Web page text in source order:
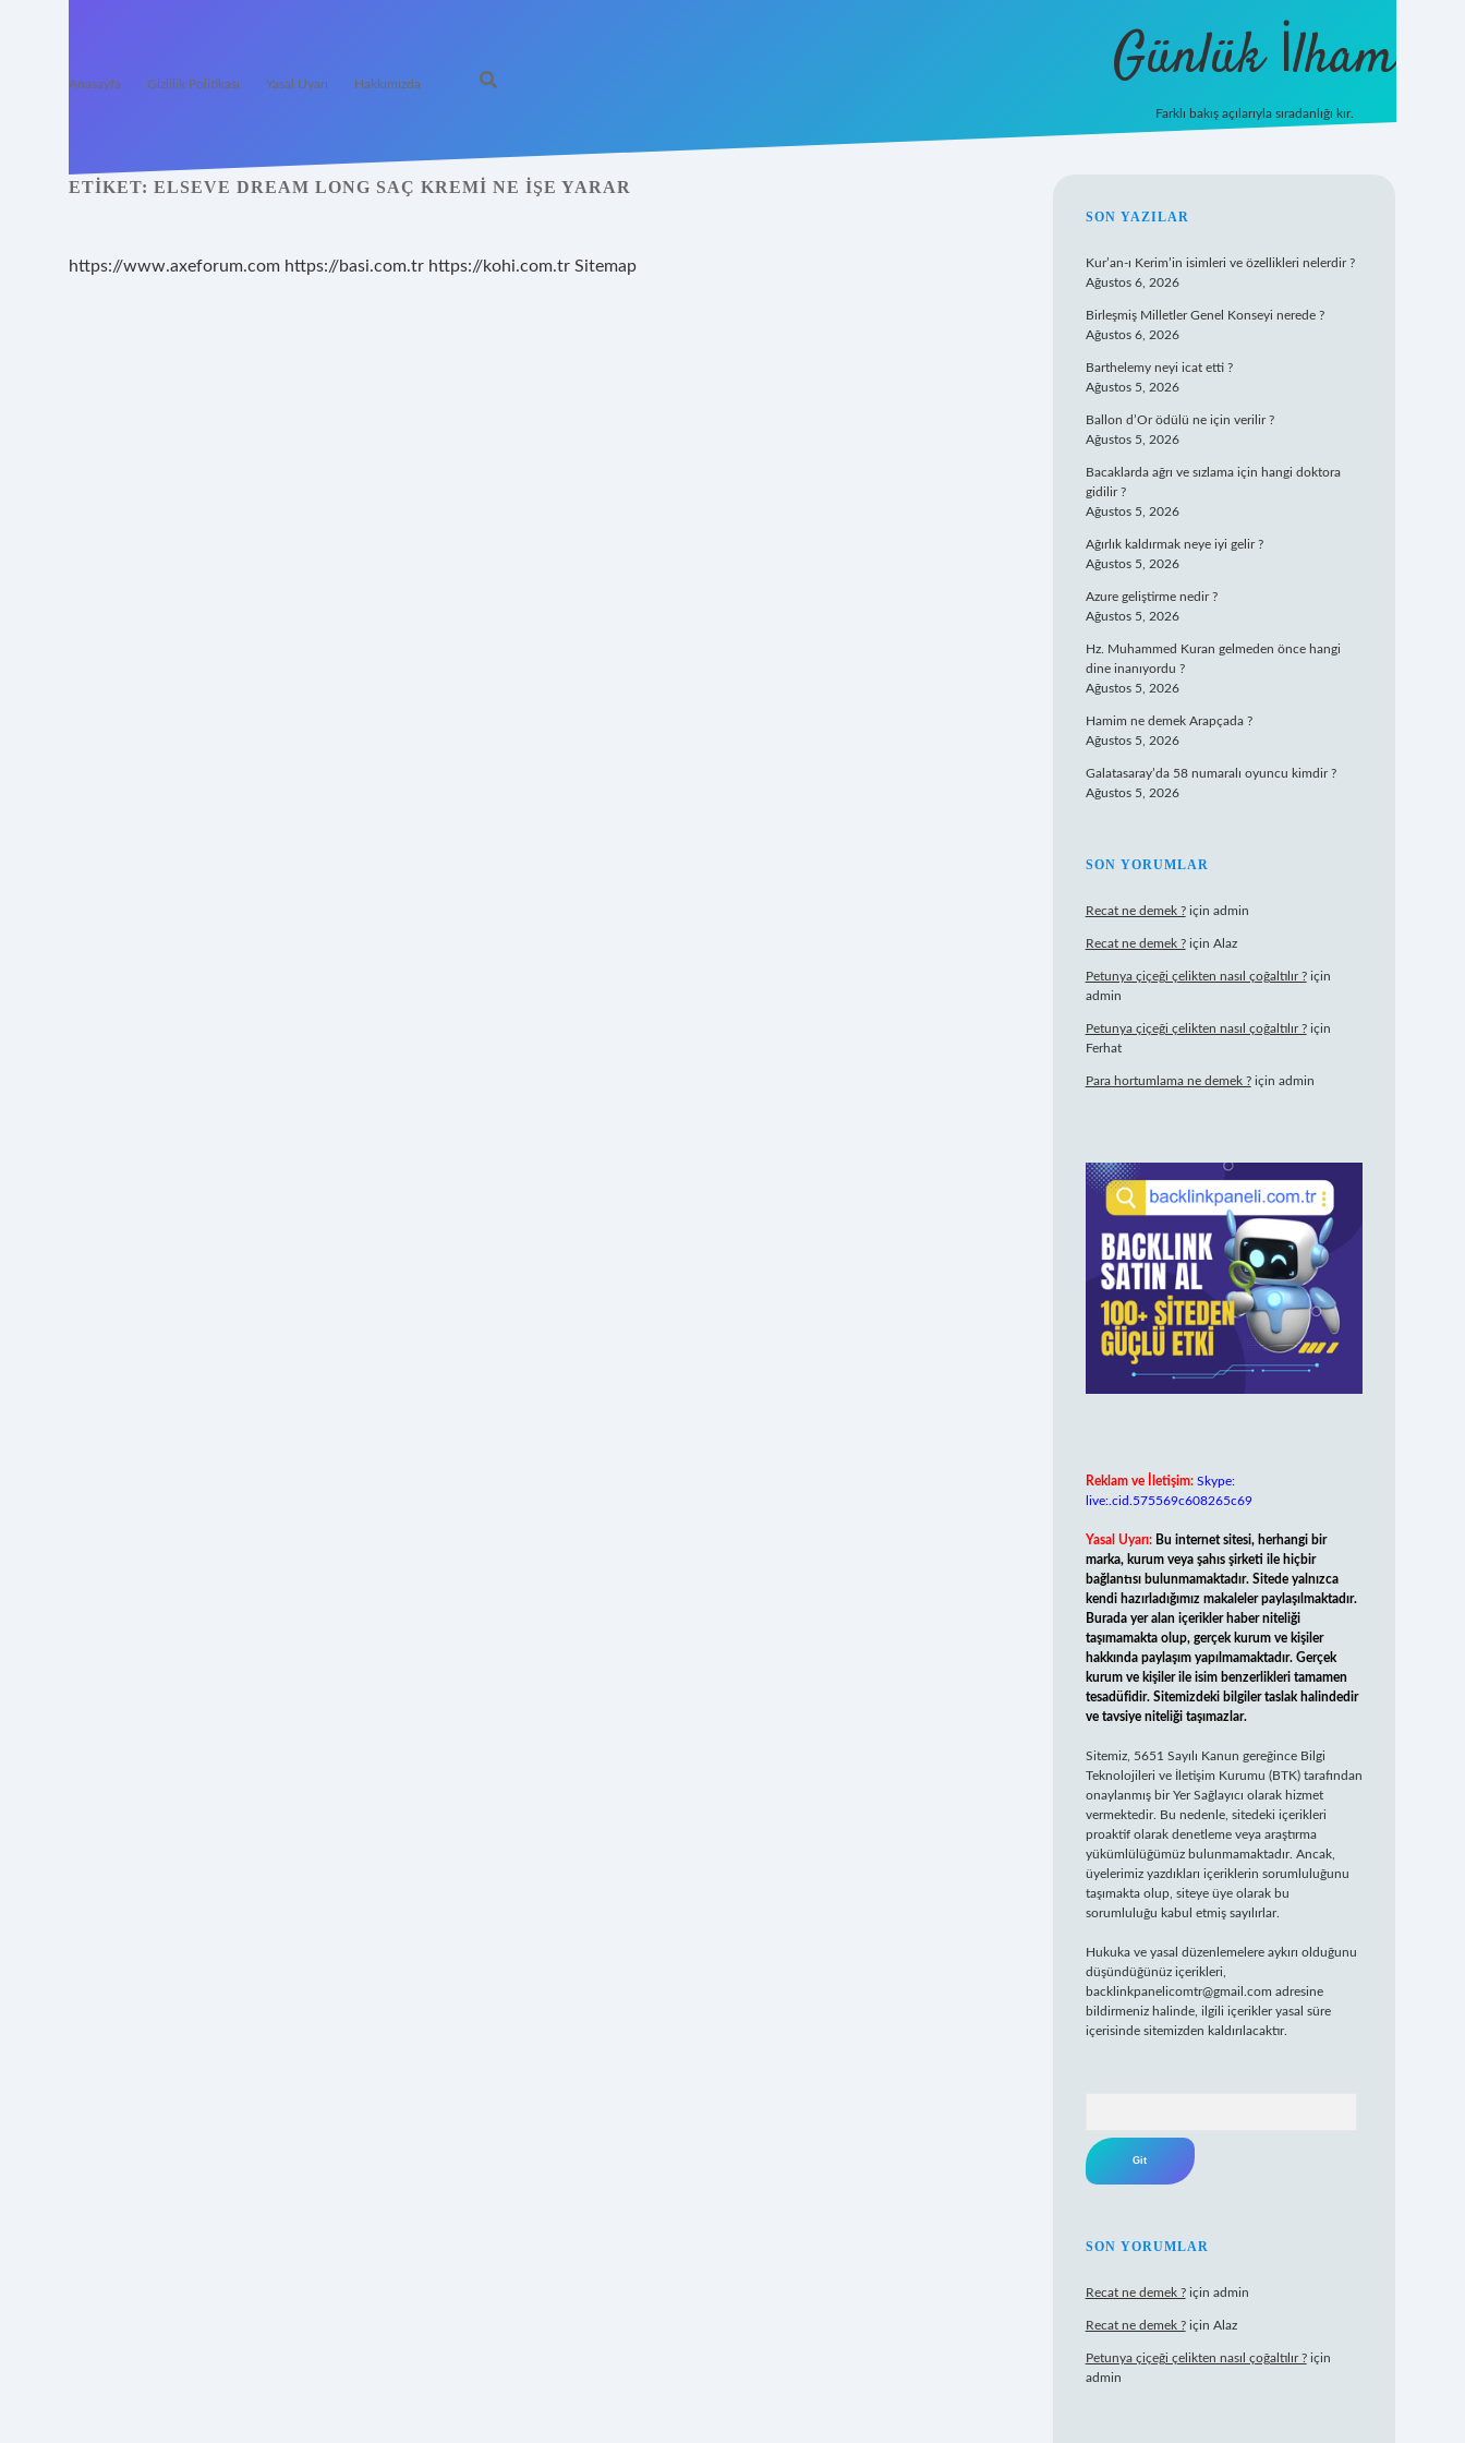
Anasayfa Gizlilik Politikası Yasal Uyarı Hakkımızda Günlük İlham
Farklı bakış açılarıyla sıradanlığı kır.
ETIKET: ELSEVE DREAM LONG SAÇ KREMI NE İŞE YARAR
https://www.axeforum.com https://basi.com.tr https://kohi.com.tr Sitemap
SIDEBAR
SON YAZILAR
Kur’an-ı Kerim’in isimleri ve özellikleri nelerdir ?
Ağustos 6, 2026
Birleşmiş Milletler Genel Konseyi nerede ?
Ağustos 6, 2026
Barthelemy neyi icat etti ?
Ağustos 5, 2026
Ballon d’Or ödülü ne için verilir ?
Ağustos 5, 2026
Bacaklarda ağrı ve sızlama için hangi doktora
gidilir ?
Ağustos 5, 2026
Ağırlık kaldırmak neye iyi gelir ?
Ağustos 5, 2026
Azure geliştirme nedir ?
Ağustos 5, 2026
Hz. Muhammed Kuran gelmeden önce hangi
dine inanıyordu ?
Ağustos 5, 2026
Hamim ne demek Arapçada ?
Ağustos 5, 2026
Galatasaray’da 58 numaralı oyuncu kimdir ?
Ağustos 5, 2026
SON YORUMLAR
Recat ne demek ?için admin
Recat ne demek ?için Alaz
Petunya çiçeği çelikten nasıl çoğaltılır ?için
admin
Petunya çiçeği çelikten nasıl çoğaltılır ?için
Ferhat
Para hortumlama ne demek ?için admin
Reklam ve İletişim: Skype:
live:.cid.575569c608265c69
Yasal Uyarı: Bu internet sitesi, herhangi bir
marka, kurum veya şahıs şirketi ile hiçbir
bağlantısı bulunmamaktadır. Sitede yalnızca
kendi hazırladığımız makaleler paylaşılmaktadır.
Burada yer alan içerikler haber niteliği
taşımamakta olup, gerçek kurum ve kişiler
hakkında paylaşım yapılmamaktadır. Gerçek
kurum ve kişiler ile isim benzerlikleri tamamen
tesadüfidir. Sitemizdeki bilgiler taslak halindedir
ve tavsiye niteliği taşımazlar.
Sitemiz, 5651 Sayılı Kanun gereğince Bilgi
Teknolojileri ve İletişim Kurumu (BTK) tarafından
onaylanmış bir Yer Sağlayıcı olarak hizmet
vermektedir. Bu nedenle, sitedeki içerikleri
proaktif olarak denetleme veya araştırma
yükümlülüğümüz bulunmamaktadır. Ancak,
üyelerimiz yazdıkları içeriklerin sorumluluğunu
taşımakta olup, siteye üye olarak bu
sorumluluğu kabul etmiş sayılırlar.
Hukuka ve yasal düzenlemelere aykırı olduğunu
düşündüğünüz içerikleri,
backlinkpanelicomtr@gmail.com adresine
bildirmeniz halinde, ilgili içerikler yasal süre
içerisinde sitemizden kaldırılacaktır.
SON YORUMLAR
Recat ne demek ?için admin
Recat ne demek ?için Alaz
Petunya çiçeği çelikten nasıl çoğaltılır ?için
admin